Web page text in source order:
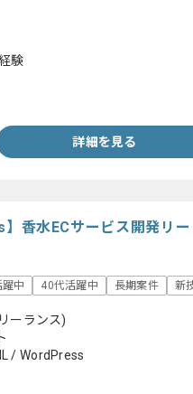
験
詳細を見る
香水ECサービス開発リ
中 40代活躍中 長期案件 新
ーランス)
/ WordPress